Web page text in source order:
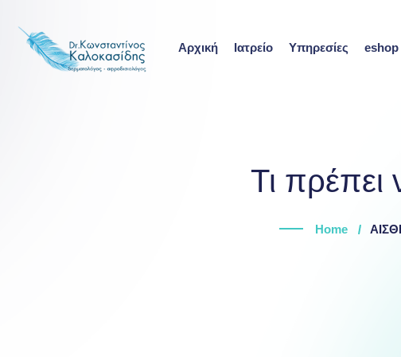
content
Αρχική Ιατρείο Υπηρεσίες eshop
Τι πρέπει
Home